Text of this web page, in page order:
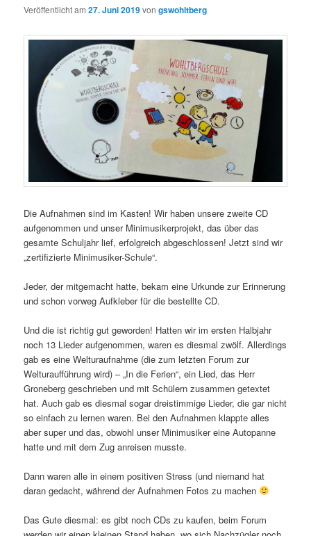
Veröffentlicht am27. Juni 2019vongswohltberg
Die Aufnahmen sind im Kasten! Wir haben unsere zweite CD
aufgenommen und unser Minimusikerprojekt, das über das
gesamte Schuljahr lief, erfolgreich abgeschlossen! Jetzt sind wir
„zertifizierte Minimusiker-Schule“.
Jeder, der mitgemacht hatte, bekam eine Urkunde zur Erinnerung
und schon vorweg Aufkleber für die bestellte CD.
Und die ist richtig gut geworden! Hatten wir im ersten Halbjahr
noch 13 Lieder aufgenommen, waren es diesmal zwölf. Allerdings
gab es eine Welturaufnahme (die zum letzten Forum zur
Welturaufführung wird) – „In die Ferien“, ein Lied, das Herr
Groneberg geschrieben und mit Schülern zusammen getextet
hat. Auch gab es diesmal sogar dreistimmige Lieder, die gar nicht
so einfach zu lernen waren. Bei den Aufnahmen klappte alles
aber super und das, obwohl unser Minimusiker eine Autopanne
hatte und mit dem Zug anreisen musste.
Dann waren alle in einem positiven Stress (und niemand hat
daran gedacht, während der Aufnahmen Fotos zu machen
Das Gute diesmal: es gibt noch CDs zu kaufen, beim Forum